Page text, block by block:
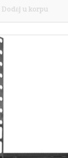
Dodaj u korpu